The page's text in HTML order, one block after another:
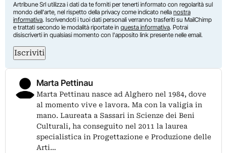
Artribune Srl utilizza i dati da te forniti per tenerti informato con regolarità sul
mondo dell'arte, nel rispetto della privacy come indicato nella nostra
informativa. Iscrivendoti i tuoi dati personali verranno trasferiti su MailChimp
e trattati secondo le modalità riportate in questa informativa. Potrai
disiscriverti in qualsiasi momento con l'apposito link presente nelle email.
Iscriviti
Marta Pettinau
Marta Pettinau nasce ad Alghero nel 1984, dove
al momento vive e lavora. Ma con la valigia in
mano. Laureata a Sassari in Scienze dei Beni
Culturali, ha conseguito nel 2011 la laurea
specialistica in Progettazione e Produzione delle
Arti…